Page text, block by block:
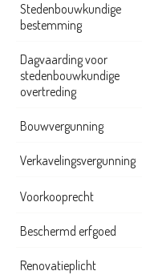
Stedenbouwkundige
bestemming
Dagvaarding voor
stedenbouwkundige
overtreding
Bouwvergunning
Verkavelingsvergunning
Voorkooprecht
Beschermd erfgoed
Renovatieplicht